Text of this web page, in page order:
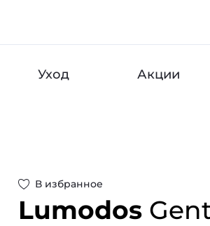
Уход Акции
В избранное
Lumodos